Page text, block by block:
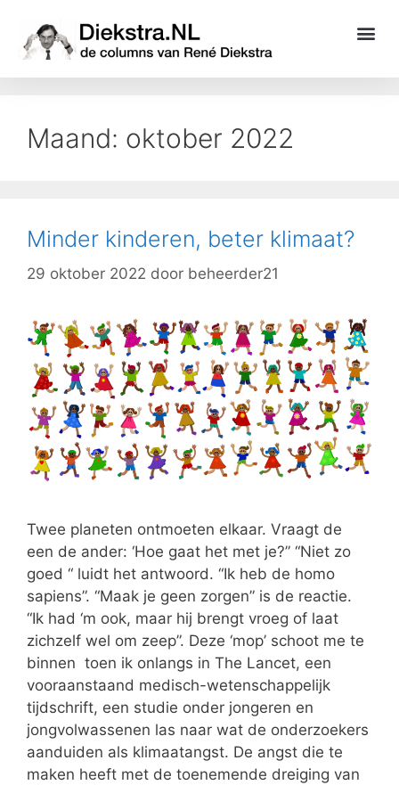
Maand: oktober 2022
Minder kinderen, beter klimaat?
29 oktober 2022 door beheerder21
Twee planeten ontmoeten elkaar. Vraagt de
een de ander: ‘Hoe gaat het met je?” “Niet zo
goed “ luidt het antwoord. “Ik heb de homo
sapiens”. “Maak je geen zorgen” is de reactie.
“Ik had ‘m ook, maar hij brengt vroeg of laat
zichzelf wel om zeep”. Deze ‘mop’ schoot me te
binnen toen ik onlangs in The Lancet, een
vooraanstaand medisch-wetenschappelijk
tijdschrift, een studie onder jongeren en
jongvolwassenen las naar wat de onderzoekers
aanduiden als klimaatangst. De angst die te
maken heeft met de toenemende dreiging van